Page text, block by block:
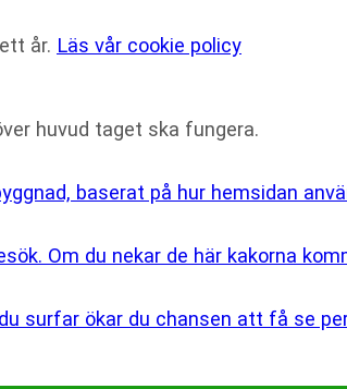
år. Läs vår cookie policy
huvud taget ska fungera.
baserat på hur hemsidan
Om du nekar de här kakorna
surfar ökar du chansen att få se